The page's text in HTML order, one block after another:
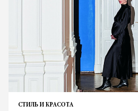
СТИЛЬ И КРАСОТА